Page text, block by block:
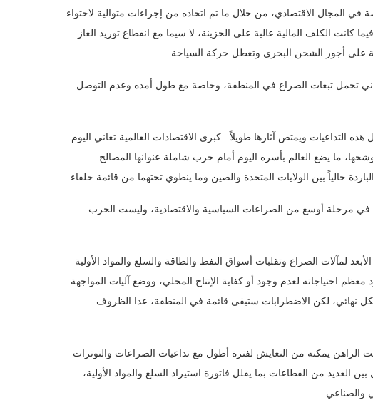
في المجال الاقتصادي، من خلال ما تم اتخاذه من إجراءات متوالية لاحتواء
كانت الكلف المالية عالية على الخزينة، لا سيما مع انقطاع توريد الغاز
على أجور الشحن البحري وتعطل حركة السياحة.
تحمل تبعات الصراع في المنطقة، وخاصة مع طول أمده وعدم التوصل
التداعيات ويمتص آثارها طويلاً.. كبرى الاقتصادات العالمية تعاني اليوم
ما يضع العالم بأسره اليوم أمام حرب شاملة عنوانها المصالح
حالياً بين الولايات المتحدة والصين وما ينطوي تحتهما من قائمة حلفاء.
في مرحلة أوسع من الصراعات السياسية والاقتصادية، وليست الحرب
لمآلات الصراع وتقلبات أسواق النفط والطاقة والسلع والمواد الأولية
احتياجاته لعدم وجود أو كفاية الإنتاج المحلي، ووضع آليات المواجهة
نهائي، لكن الاضطرابات ستبقى قائمة في المنطقة، عدا الظروف
الراهن يمكنه من التعايش لفترة أطول مع تداعيات الصراعات والتوترات
بين العديد من القطاعات بما يقلل فاتورة استيراد السلع والمواد الأولية،
والصناعي.